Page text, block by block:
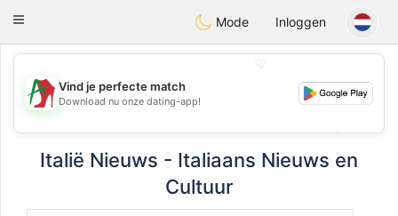
AmamiOra
Toggle
Mode Inloggen
💖
💕
💕
Vind je perfecte match
Download nu onze dating-app!
Italië Nieuws - Italiaans Nieuws en
Cultuur